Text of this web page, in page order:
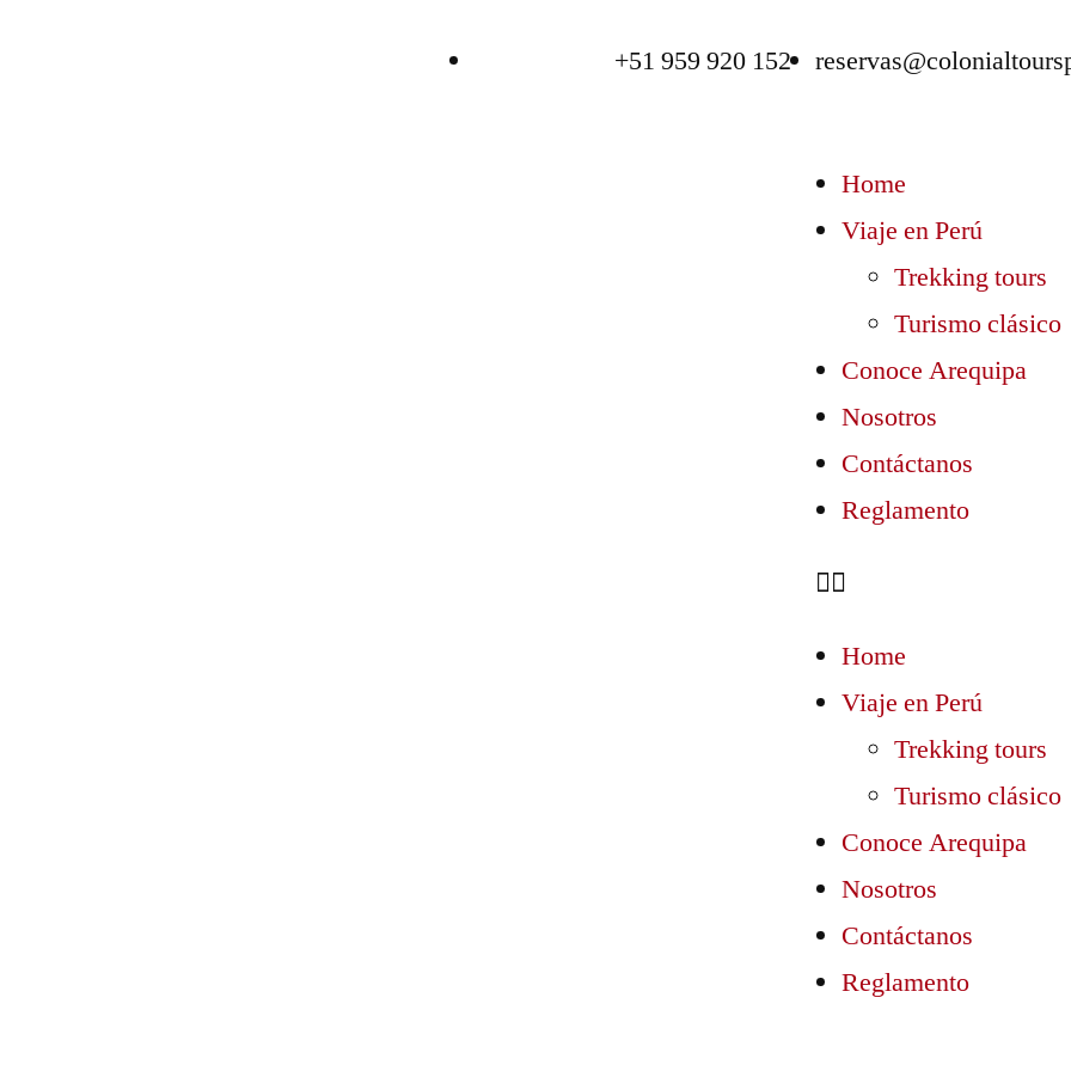
+51 959 920 152
Home
Viaje en Perú
Trekking tours
Turismo clásico
Conoce Arequipa
Nosotros
Contáctanos
Reglamento
Home
Viaje en Perú
Trekking tours
Turismo clásico
Conoce Arequipa
Nosotros
Contáctanos
Reglamento